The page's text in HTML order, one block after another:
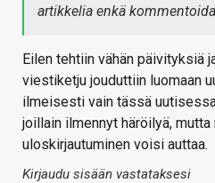
artikkelia enkä
Eilen tehtiin vähän päivityksiä
viestiketju jouduttiin luomaan
ilmeisesti vain tässä
joillain ilmennyt häröilyä,
uloskirjautuminen voisi auttaa.
Kirjaudu sisään vastataksesi